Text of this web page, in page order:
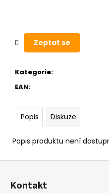
Kategorie:
EAN:
Zeptat se
Popis Diskuze
Popis produktu není
Z
Kontakt